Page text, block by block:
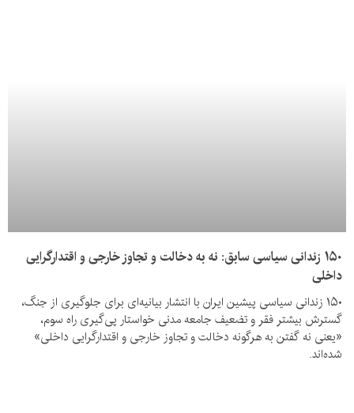
۱۵۰ زندانی سیاسی سابق: نه به دخالت و تجاوز خارجی و اقتدارگرایی
داخلی
۱۵۰ زندانی سیاسی پیشین ایران با انتشار بیانیه‌ای برای جلوگیری از جنگ،
گسترش بیشتر فقر و تضعیف جامعه مدنی خواستار پی‌گیری راه سوم،
«یعنی نه گفتن به هرگونه دخالت و تجاوز خارجی و اقتدارگرایی داخلی»
شده‌اند.